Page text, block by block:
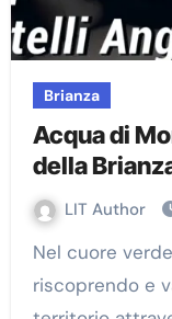
Brianza
Acqua di
della
LIT Author
Nel cuore verde della Brianza, un brand sta
riscoprendo e